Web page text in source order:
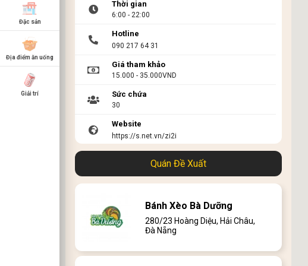
Đặc sản
Địa điểm ăn uống
Giải trí
Thời gian
6:00 - 22:00
Hotline
090 217 64 31
Giá tham khảo
15.000 - 35.000VND
Sức chứa
30
Website
https://s.net.vn/zi2i
Quán Đề Xuất
Bánh Xèo Bà Dưỡng
280/23 Hoàng Diệu, Hải Châu,
Đà Nẵng